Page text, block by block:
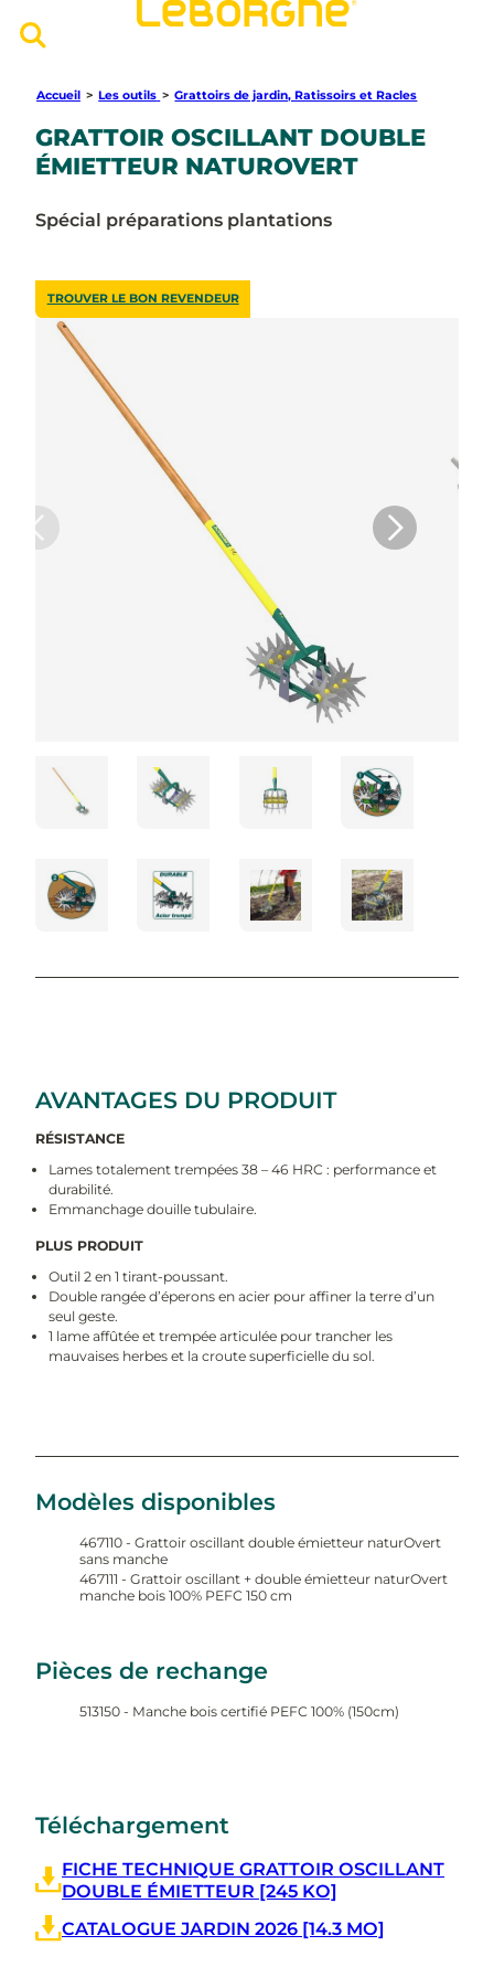
Accueil > Les outils > Grattoirs de jardin, Ratissoirs et Racles
GRATTOIR OSCILLANT DOUBLE
ÉMIETTEUR NATUROVERT
Spécial préparations plantations
TROUVER LE BON REVENDEUR
AVANTAGES DU PRODUIT
RÉSISTANCE
Lames totalement trempées 38 – 46 HRC : performance et
durabilité.
Emmanchage douille tubulaire.
PLUS PRODUIT
Outil 2 en 1 tirant-poussant.
Double rangée d’éperons en acier pour affiner la terre d’un
seul geste.
1 lame affûtée et trempée articulée pour trancher les
mauvaises herbes et la croute superficielle du sol.
Modèles disponibles
467110 - Grattoir oscillant double émietteur naturOvert
sans manche
467111 - Grattoir oscillant + double émietteur naturOvert
manche bois 100% PEFC 150 cm
Pièces de rechange
513150 - Manche bois certifié PEFC 100% (150cm)
Téléchargement
FICHE TECHNIQUE GRATTOIR OSCILLANT
DOUBLE ÉMIETTEUR [245 KO]
CATALOGUE JARDIN 2026 [14.3 MO]